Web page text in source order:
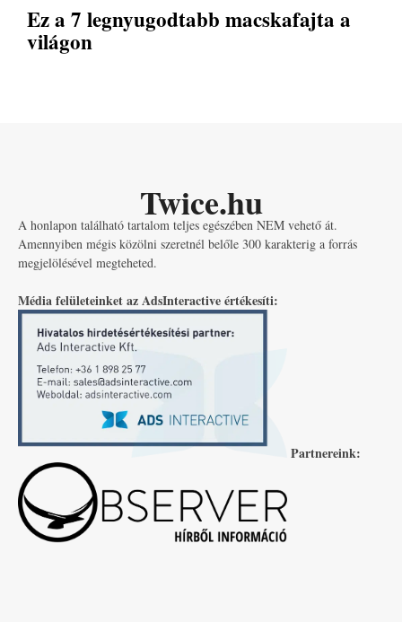
Ez a 7 legnyugodtabb macskafajta a
világon
Twice.hu
A honlapon található tartalom teljes egészében NEM vehető át.
Amennyiben mégis közölni szeretnél belőle 300 karakterig a forrás
megjelölésével megteheted.
Média felületeinket az AdsInteractive értékesíti:
Partnereink: